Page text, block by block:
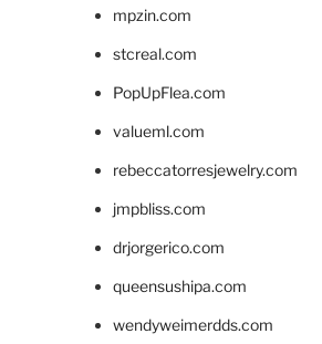
mpzin.com
stcreal.com
PopUpFlea.com
valueml.com
rebeccatorresjewelry.com
jmpbliss.com
drjorgerico.com
queensushipa.com
wendyweimerdds.com